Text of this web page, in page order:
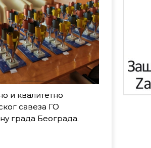
и квалитетно
савеза ГО
града Београда.